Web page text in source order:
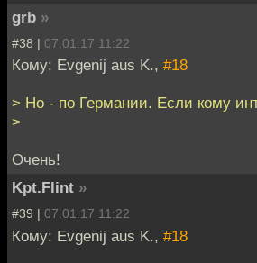
grb »
#38 | 07.01.17 11:22
Кому: Evgenij aus K., #18
> Но - по Германии. Если кому
>
Очень!
Kpt.Flint »
#39 | 07.01.17 11:22
Кому: Evgenij aus K., #18